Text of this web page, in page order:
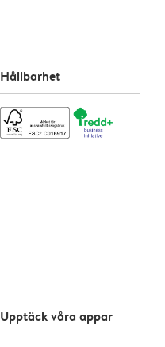
Hållbarhet
Upptäck våra appar